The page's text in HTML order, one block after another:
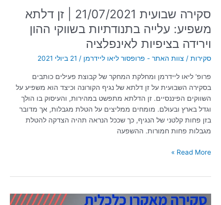
סקירה שבועית 21/07/2021 | זן דלתא
משפיע: עלייה בתנודתיות בשווקי ההון
וירידה בציפיות לאינפלציה
סקירות / צוות האתר - פרופסור ליאו ליידרמן / 21 ביולי 2021
פרופ' ליאו ליידרמן ומחלקת המחקר של קבוצת פעילים כותבים
בסקירה השבועית על זן דלתא של נגיף הקורונה וכיצד הוא משפיע על
השווקים הפיננסיים. זן הדלתא מתפשט במהירות, והעיסוק בו הולך
וגדל בארץ ובעולם. מומחים ממליצים על הטלת מגבלות, אך מדובר
בזן פחות קלטני של הנגיף, כך שככל הנראה תהיה הצדקה להטלת
מגבלות פחות חמורות. ההשפעה
בציפיות
לאינפלציה
Read More »
סקירה